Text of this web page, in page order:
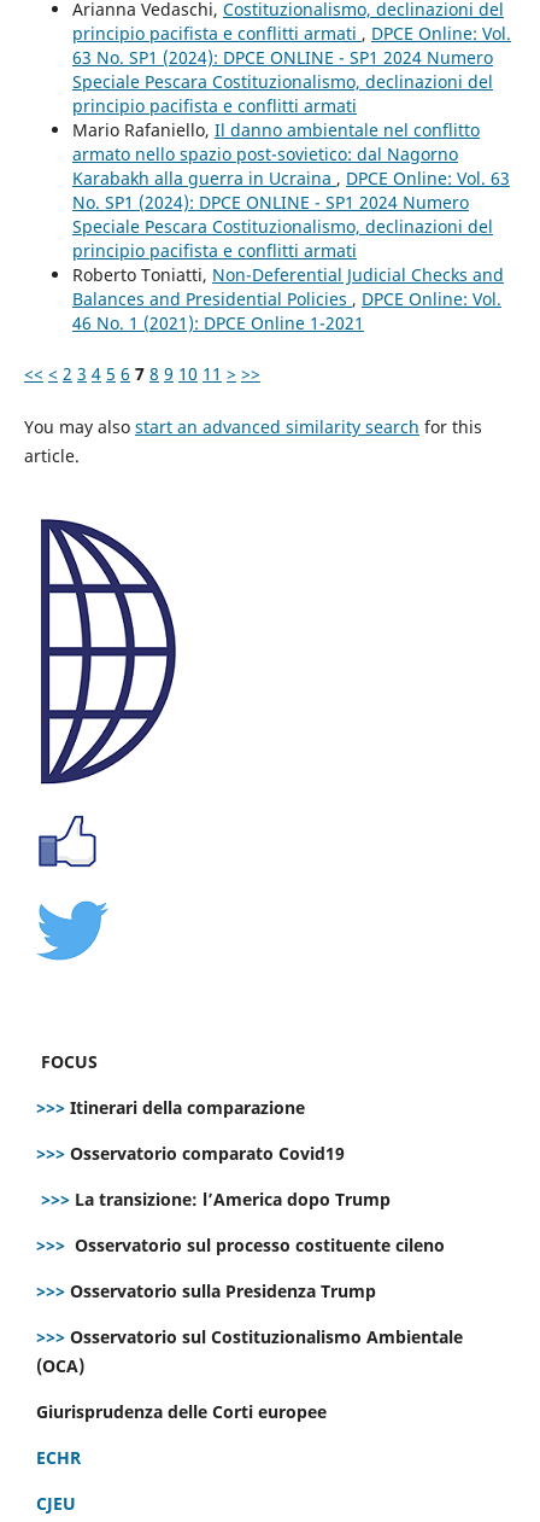
Arianna Vedaschi, Costituzionalismo, declinazioni del
principio pacifista e conflitti armati , DPCE Online: Vol.
63 No. SP1 (2024): DPCE ONLINE - SP1 2024 Numero
Speciale Pescara Costituzionalismo, declinazioni del
principio pacifista e conflitti armati
Mario Rafaniello, Il danno ambientale nel conflitto
armato nello spazio post-sovietico: dal Nagorno
Karabakh alla guerra in Ucraina , DPCE Online: Vol. 63
No. SP1 (2024): DPCE ONLINE - SP1 2024 Numero
Speciale Pescara Costituzionalismo, declinazioni del
principio pacifista e conflitti armati
Roberto Toniatti, Non-Deferential Judicial Checks and
Balances and Presidential Policies , DPCE Online: Vol.
46 No. 1 (2021): DPCE Online 1-2021
<< < 2 3 4 5 6 7 8 9 10 11 > >>
You may also start an advanced similarity search for this
article.
FOCUS
>>> Itinerari della comparazione
>>> Osservatorio comparato Covid19
>>> La transizione: l’America dopo Trump
>>> Osservatorio sul processo costituente cileno
>>> Osservatorio sulla Presidenza Trump
>>> Osservatorio sul Costituzionalismo Ambientale
(OCA)
Giurisprudenza delle Corti europee
ECHR
CJEU